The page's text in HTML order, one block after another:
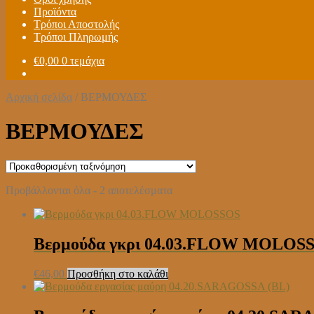
Προϊόντα
Τρόποι Αποστολής
Τρόποι Πληρωμής
€0,00 0 τεμάχια
Αρχική σελίδα / ΒΕΡΜΟΥΔΕΣ
ΒΕΡΜΟΥΔΕΣ
Προβάλλονται όλα - 2 αποτελέσματα
Βερμούδα γκρι 04.03.FLOW
€46,00 Προσθήκη στο καλάθι